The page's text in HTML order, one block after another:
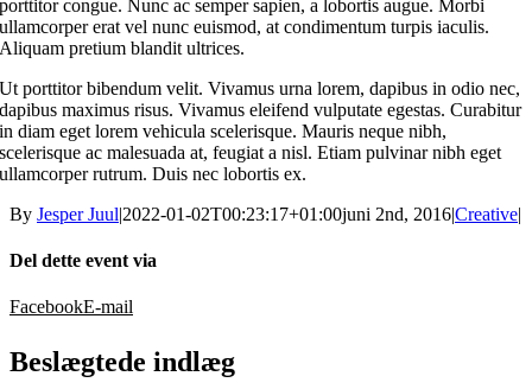
porttitor congue. Nunc ac semper sapien, a lobortis augue. Morbi
ullamcorper erat vel nunc euismod, at condimentum turpis iaculis.
Aliquam pretium blandit ultrices.
Ut porttitor bibendum velit. Vivamus urna lorem, dapibus in odio nec,
dapibus maximus risus. Vivamus eleifend vulputate egestas. Curabitur
in diam eget lorem vehicula scelerisque. Mauris neque nibh,
scelerisque ac malesuada at, feugiat a nisl. Etiam pulvinar nibh eget
ullamcorper rutrum. Duis nec lobortis ex.
By Jesper Juul|2022-01-02T00:23:17+01:00juni 2nd, 2016|Creative|
Del dette event via
FacebookE-mail
Beslægtede indlæg